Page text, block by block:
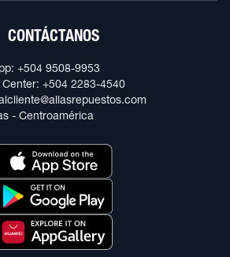
CONTÁCTANOS
+504 9508-9953
+504 2283-4540
- Centroamérica